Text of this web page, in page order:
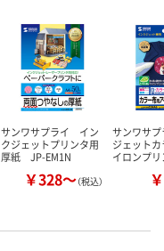
サンワサプライ イン
クジェットプリンタ用
厚紙 JP-EM1N
￥328～（税込）
サンワサ
ジェット
イロンプ